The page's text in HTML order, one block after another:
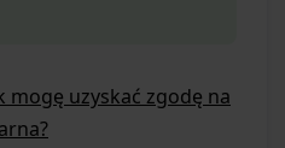
mogę uzyskać zgodę na